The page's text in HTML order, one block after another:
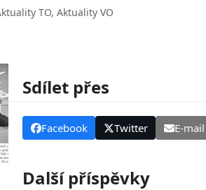
TO,Aktuality VO
Sdílet přes
Facebook Twitter E-mail
Další příspěvky